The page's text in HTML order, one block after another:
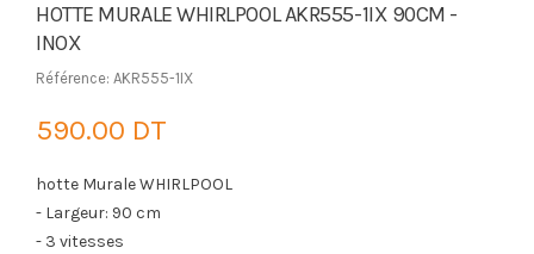
HOTTE MURALE WHIRLPOOL AKR555-1IX 90CM -
INOX
Référence: AKR555-1IX
590.00 DT
hotte MuraleWHIRLPOOL
- Largeur: 90 cm
- 3 vitesses